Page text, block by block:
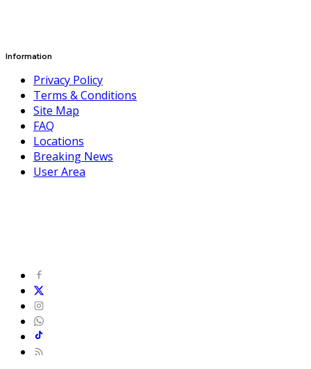
Information
Privacy Policy
Terms & Conditions
Site Map
FAQ
Locations
Breaking News
User Area